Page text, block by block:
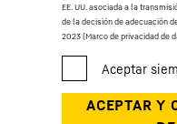
EE. UU. asociada a la
de la decisión de adecuación
2023 (Marco de privacidad de